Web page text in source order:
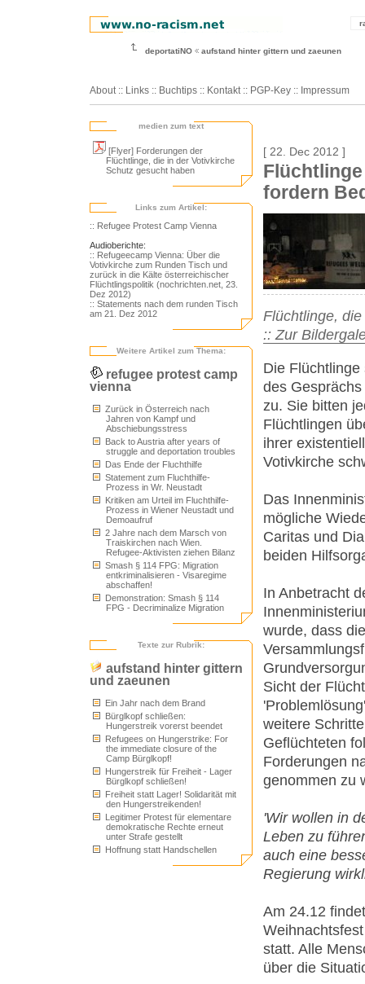
deportatiNO aufstand hinter gittern und zaeunen
About :: Links :: Buchtips :: Kontakt :: PGP-Key :: Impressum
medien zum text
[Flyer] Forderungen der
Flüchtlinge, die in der Votivkirche
Schutz gesucht haben
Links zum Artikel:
:: Refugee Protest Camp Vienna
Audioberichte:
:: Refugeecamp Vienna: Über die
Votivkirche zum Runden Tisch und
zurück in die Kälte österreichischer
Flüchtlingspolitik (nochrichten.net, 23.
Dez 2012)
:: Statements nach dem runden Tisch
am 21. Dez 2012
Weitere Artikel zum Thema:
refugee protest camp
vienna
Zurück in Österreich nach
Jahren von Kampf und
Abschiebungsstress
Back to Austria after years of
struggle and deportation troubles
Das Ende der Fluchthilfe
Statement zum Fluchthilfe-
Prozess in Wr. Neustadt
Kritiken am Urteil im Fluchthilfe-
Prozess in Wiener Neustadt und
Demoaufruf
2 Jahre nach dem Marsch von
Traiskirchen nach Wien.
Refugee-Aktivisten ziehen Bilanz
Smash § 114 FPG: Migration
entkriminalisieren - Visaregime
abschaffen!
Demonstration: Smash § 114
FPG - Decriminalize Migration
Texte zur Rubrik:
aufstand hinter gittern
und zaeunen
Ein Jahr nach dem Brand
Bürglkopf schließen:
Hungerstreik vorerst beendet
Refugees on Hungerstrike: For
the immediate closure of the
Camp Bürglkopf!
Hungerstreik für Freiheit - Lager
Bürglkopf schließen!
Freiheit statt Lager! Solidarität mit
den Hungerstreikenden!
Legitimer Protest für elementare
demokratische Rechte erneut
unter Strafe gestellt
Hoffnung statt Handschellen
[ 22. Dec 2012 ]
fordern
Flüchtlinge,
:: Zur
Die
des
zu. Sie bitten
Flüchtlingen
ihrer
Votivkirche
Das
mögliche
Caritas und
beiden
In Anbetracht
wurde, dass
Sicht der
weitere
Geflüchteten
Forderungen
genommen zu
'Wir wollen in
Leben zu
auch eine
Regierung
Am 24.12
statt. Alle
über die